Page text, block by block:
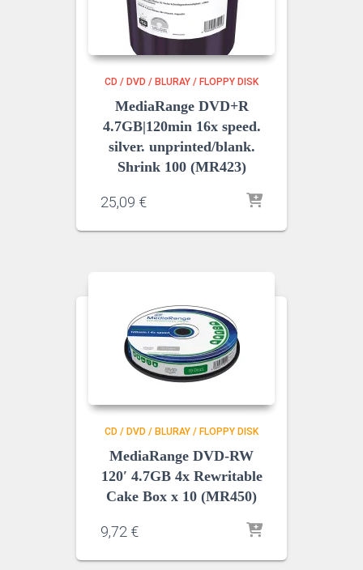
CD / DVD / BLURAY / FLOPPY DISK
MediaRange DVD+R
4.7GB|120min 16x speed.
silver. unprinted/blank.
Shrink 100 (MR423)
25,09 €
CD / DVD / BLURAY / FLOPPY DISK
MediaRange DVD-RW
120′ 4.7GB 4x Rewritable
Cake Box x 10 (MR450)
9,72 €